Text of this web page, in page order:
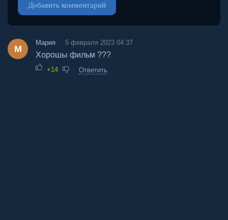
Добавить комментарий
М
Мария 5 февраля 2023 04:37
Хорошы фильм ???
+14 Ответить